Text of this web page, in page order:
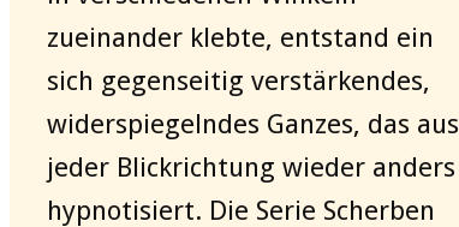
zueinander klebte, entstand ein
sich gegenseitig verstärkendes,
widerspiegelndes Ganzes, das aus
jeder Blickrichtung wieder anders
hypnotisiert. Die Serie Scherben